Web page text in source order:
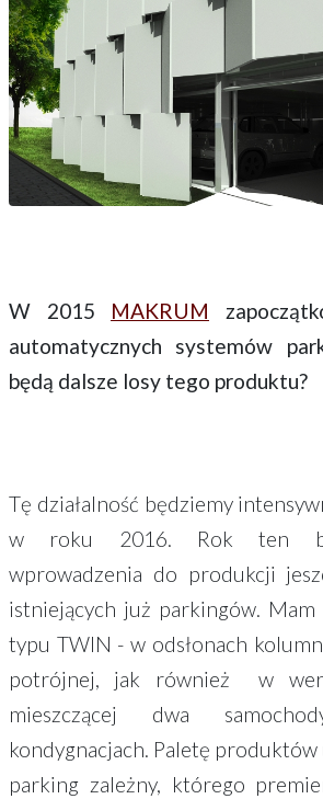
W 2015 MAKRUM
automatycznych systemów
będą dalsze losy tego produktu?
Tę działalność będziemy
w roku 2016. Rok ten
wprowadzenia do produkcji
istniejących już parkingów.
typu TWIN - w odsłonach
potrójnej, jak również w
mieszczącej dwa
kondygnacjach. Paletę
parking zależny, którego